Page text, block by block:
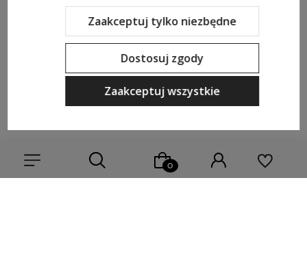
PŁATNOŚCI I DOSTAWA
Sklep internetowy Shoper Premium
Szablon Shoper Modern 3.0™
od GrowCommerce
Zaakceptuj tylko niezbędne
Dostosuj zgody
Zaakceptuj wszystkie